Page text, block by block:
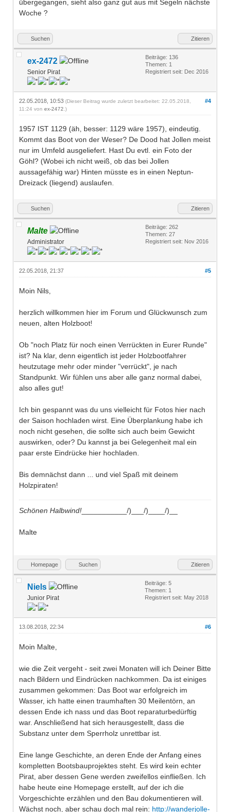
übergegangen, sieht also ganz gut aus mit Segeln nächste
Woche ?
Suchen Zitieren
ex-2472
Senior Pirat
Beiträge: 136
Themen: 1
Registriert seit: Dec 2016
#4
22.05.2018, 10:53 (Dieser Beitrag wurde zuletzt bearbeitet: 22.05.2018,
11:24 von ex-2472 .)
1957 IST 1129 (äh, besser: 1129 wäre 1957), eindeutig.
Kommt das Boot von der Weser? De Dood hat Jollen meist
nur im Umfeld ausgeliefert. Hast Du evtl. ein Foto der
Göhl? (Wobei ich nicht weiß, ob das bei Jollen
aussagefähig war) Hinten müsste es in einen Neptun-
Dreizack (liegend) auslaufen.
Suchen Zitieren
Malte
Administrator
Beiträge: 262
Themen: 27
Registriert seit: Nov 2016
#5
22.05.2018, 21:37
Moin Nils,
herzlich willkommen hier im Forum und Glückwunsch zum
neuen, alten Holzboot!
Ob "noch Platz für noch einen Verrückten in Eurer Runde"
ist? Na klar, denn eigentlich ist jeder Holzbootfahrer
heutzutage mehr oder minder "verrückt", je nach
Standpunkt. Wir fühlen uns aber alle ganz normal dabei,
also alles gut!
Ich bin gespannt was du uns vielleicht für Fotos hier nach
der Saison hochladen wirst. Eine Überplankung habe ich
noch nicht gesehen, die sollte sich auch beim Gewicht
auswirken, oder? Du kannst ja bei Gelegenheit mal ein
paar erste Eindrücke hier hochladen.
Bis demnächst dann ... und viel Spaß mit deinem
Holzpiraten!
Schönen Halbwind! ___________/)___/)____/)__
Malte
Homepage Suchen Zitieren
Niels
Junior Pirat
Beiträge: 5
Themen: 1
Registriert seit: May 2018
#6
13.08.2018, 22:34
Moin Malte,
wie die Zeit vergeht - seit zwei Monaten will ich Deiner Bitte
nach Bildern und Eindrücken nachkommen. Da ist einiges
zusammen gekommen: Das Boot war erfolgreich im
Wasser, ich hatte einen traumhaften 30 Meilentörn, an
dessen Ende ich nass und das Boot reparaturbedürftig
war. Anschließend hat sich herausgestellt, dass die
Substanz unter dem Sperrholz unrettbar ist.
Eine lange Geschichte, an deren Ende der Anfang eines
kompletten Bootsbauprojektes steht. Es wird kein echter
Pirat, aber dessen Gene werden zweifellos einfließen. Ich
habe heute eine Homepage erstellt, auf der ich die
Vorgeschichte erzählen und den Bau dokumentieren will.
Wächst noch, aber schau doch mal rein: http://wanderjolle-